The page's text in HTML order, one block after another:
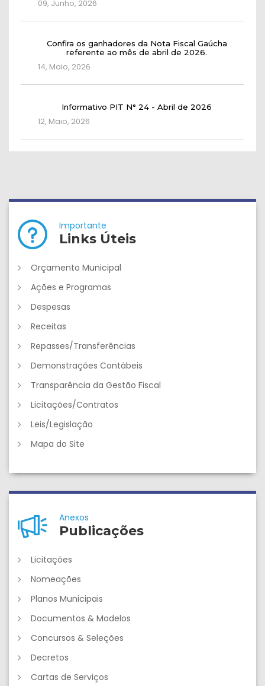
09, Junho, 2026
Confira os ganhadores da Nota Fiscal Gaúcha
referente ao mês de abril de 2026.
14, Maio, 2026
Informativo PIT N° 24 - Abril de 2026
12, Maio, 2026
Importante
Links Úteis
Orçamento Municipal
Ações e Programas
Despesas
Receitas
Repasses/Transferências
Demonstrações Contábeis
Transparência da Gestão Fiscal
Licitações/Contratos
Leis/Legislação
Mapa do Site
Anexos
Publicações
Licitações
Nomeações
Planos Municipais
Documentos & Modelos
Concursos & Seleções
Decretos
Cartas de Serviços